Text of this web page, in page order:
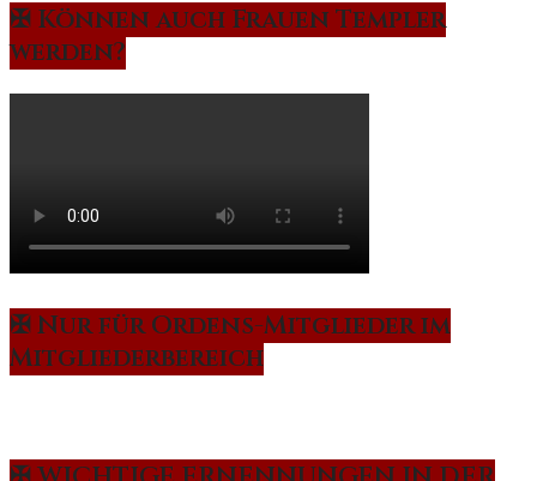
✠ Können auch Frauen Templer
werden?
✠ Nur für Ordens-Mitglieder im
Mitgliederbereich